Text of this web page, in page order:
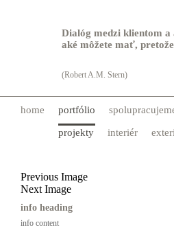
Dialóg medzi klientom
aké môžete mať,
(Robert A.M. Stern)
home portfólio
projekty interiér
Previous Image
Next Image
info heading
info content